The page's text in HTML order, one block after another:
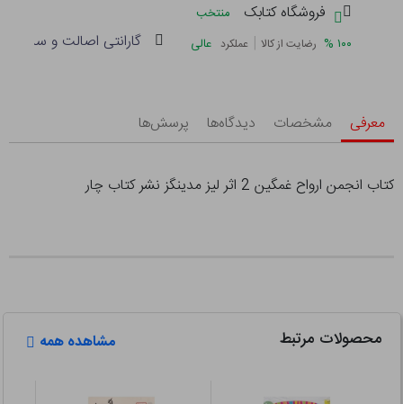
فروشگاه کتابک
منتخب
۱۰۰ % رضایت از کالا | عملکرد عالی گارانتی اصالت و سلامت
معرفی مشخصات دیدگاه‌ها پرسش‌ها
کتاب انجمن ارواح غمگین 2 اثر لیز مدینگز نشر کتاب چار
محصولات مرتبط مشاهده همه